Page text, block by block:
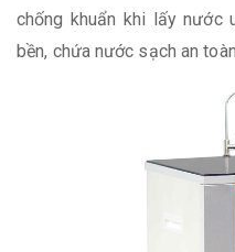
chống khuẩn khi lấy nước
bền, chứa nước sạch an